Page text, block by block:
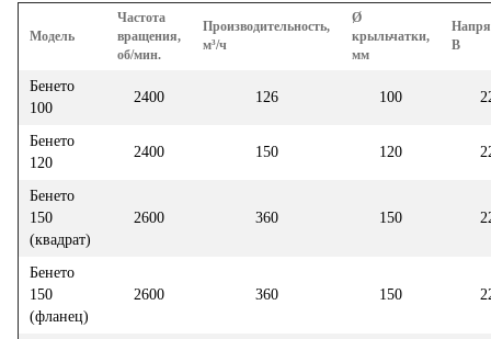
Модель
Частота
вращения,
об/мин.
Производительность,
м³/ч
Ø
крыльчатки,
мм
В
Бенето
100
2400 126 100
Бенето
120
2400 150 120
Бенето
150
(квадрат)
2600 360 150
Бенето
150
(фланец)
2600 360 150